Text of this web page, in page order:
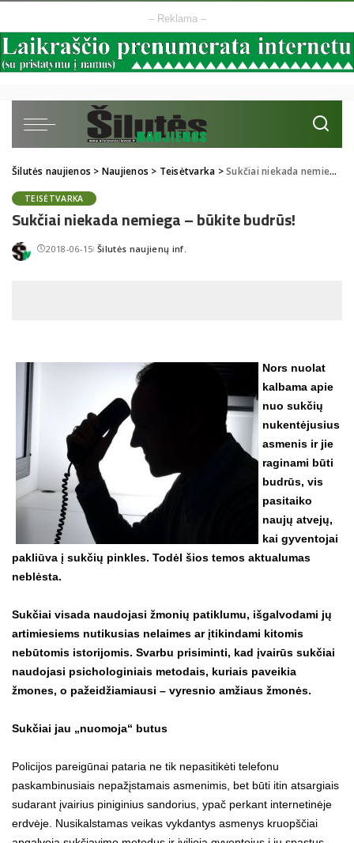
– Reklama –
Šilutės naujienos > Naujienos > Teisėtvarka >Sukčiai niekada nemiega – būkite budrūs!
TEISĖTVARKA
Sukčiai niekada nemiega – būkite budrūs!
2018-06-15Posted
Šilutės naujienų inf.
Nors nuolat
kalbama apie
nuo sukčių
nukentėjusius
asmenis ir jie
raginami būti
budrūs, vis
pasitaiko
naujų atvejų,
kai gyventojai
pakliūva į sukčių pinkles. Todėl šios temos aktualumas
neblėsta.
Sukčiai visada naudojasi žmonių patiklumu, išgalvodami jų
artimiesiems nutikusias nelaimes ar įtikindami kitomis
nebūtomis istorijomis. Svarbu prisiminti, kad įvairūs sukčiai
naudojasi psichologiniais metodais, kuriais paveikia
žmones, o pažeidžiamiausi – vyresnio amžiaus žmonės.
Sukčiai jau „nuomoja“ butus
Policijos pareigūnai pataria ne tik nepasitikėti telefonu
paskambinusiais nepažįstamais asmenimis, bet būti itin atsargiais
sudarant įvairius piniginius sandorius, ypač perkant internetinėje
erdvėje. Nusikalstamas veikas vykdantys asmenys kruopščiai